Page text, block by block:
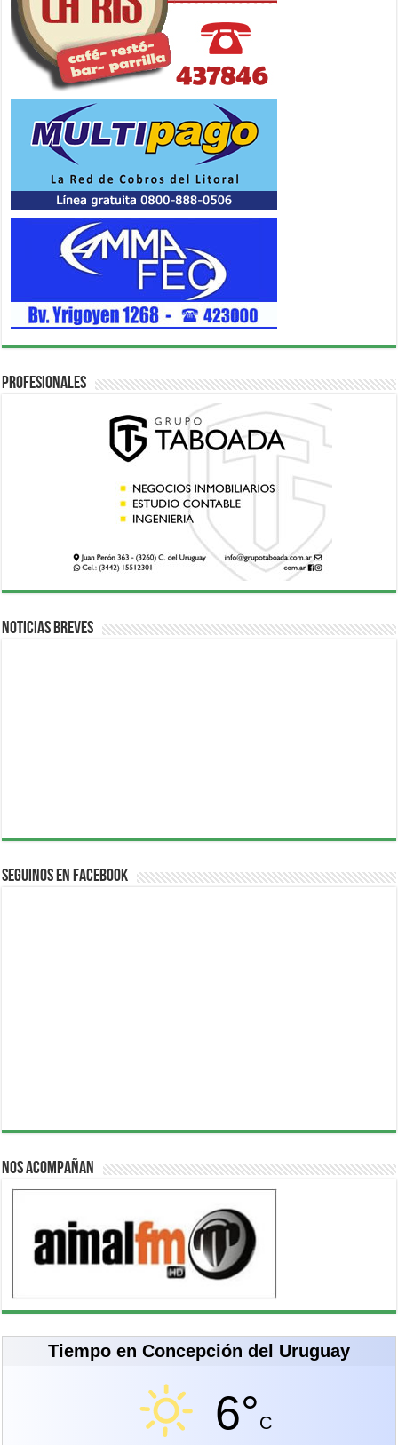
Profesionales
Noticias breves
Seguinos en Facebook
Nos acompañan
Tiempo en Concepción del Uruguay
6°C